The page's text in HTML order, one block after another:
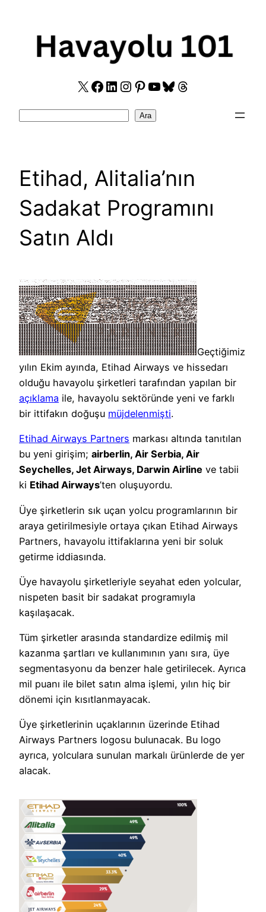
X Facebook
LinkedIn
Instagram
Pinterest
YouTube
Bluesky
Threads
Ara
Etihad, Alitalia’nın
Sadakat Programını
Satın Aldı
Geçtiğimiz
yılın Ekim ayında, Etihad Airways ve hissedarı
olduğu havayolu şirketleri tarafından yapılan bir
açıklama ile, havayolu sektöründe yeni ve farklı
bir ittifakın doğuşu müjdelenmişti.
Etihad Airways Partners markası altında tanıtılan
bu yeni girişim; airberlin, Air Serbia, Air
Seychelles, Jet Airways, Darwin Airline ve tabii
ki Etihad Airways’ten oluşuyordu.
Üye şirketlerin sık uçan yolcu programlarının bir
araya getirilmesiyle ortaya çıkan Etihad Airways
Partners, havayolu ittifaklarına yeni bir soluk
getirme iddiasında.
Üye havayolu şirketleriyle seyahat eden yolcular,
nispeten basit bir sadakat programıyla
kaşılaşacak.
Tüm şirketler arasında standardize edilmiş mil
kazanma şartları ve kullanımının yanı sıra, üye
segmentasyonu da benzer hale getirilecek. Ayrıca
mil puanı ile bilet satın alma işlemi, yılın hiç bir
dönemi için kısıtlanmayacak.
Üye şirketlerinin uçaklarının üzerinde Etihad
Airways Partners logosu bulunacak. Bu logo
ayrıca, yolculara sunulan markalı ürünlerde de yer
alacak.